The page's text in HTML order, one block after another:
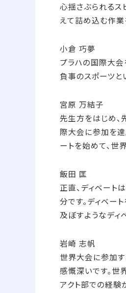
心揺さぶられる
えて詰め込む作業
小倉 巧夢
プラハの国際大会
負事のスポーツと
宮原 万結子
先生方をはじめ、
際大会に参加を達
ートを始めて、世
飯田 匡
正直、ディベート
分です。ディベー
及ぼすようなディ
岩崎 志帆
世界大会に参加す
感慨深いです。世
アクト部での経験